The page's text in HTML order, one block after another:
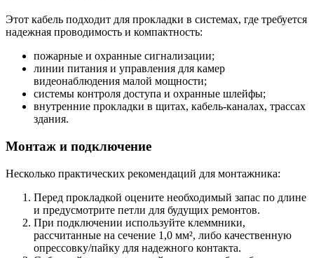
Этот кабель подходит для прокладки в системах, где требуется
надежная проводимость и компактность:
пожарные и охранные сигнализации;
линии питания и управления для камер
видеонаблюдения малой мощности;
системы контроля доступа и охранные шлейфы;
внутренние прокладки в щитах, кабель-каналах, трассах
здания.
Монтаж и подключение
Несколько практических рекомендаций для монтажника:
Перед прокладкой оцените необходимый запас по длине
и предусмотрите петли для будущих ремонтов.
При подключении используйте клеммники,
рассчитанные на сечение 1,0 мм², либо качественную
опрессовку/пайку для надежного контакта.